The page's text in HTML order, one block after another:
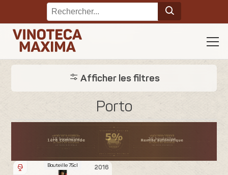
Afficher les filtres
Porto
2016
Bouteille 75cl